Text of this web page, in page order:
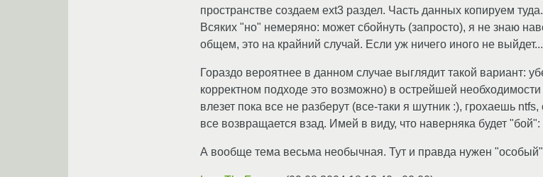
пространстве создаем ext3 раздел. Часть данных копируем
Всяких "но" немеряно: может сбойнуть (запросто), я не знаю
общем, это на крайний случай. Если уж ничего иного не
Гораздо вероятнее в данном случае выглядит такой вариант:
корректном подходе это возможно) в острейшей
влезет пока все не разберут (все-таки я шутник :), грохаешь
все возвращается взад. Имей в виду, что наверняка будет "бой":
А вообще тема весьма необычная. Тут и правда нужен